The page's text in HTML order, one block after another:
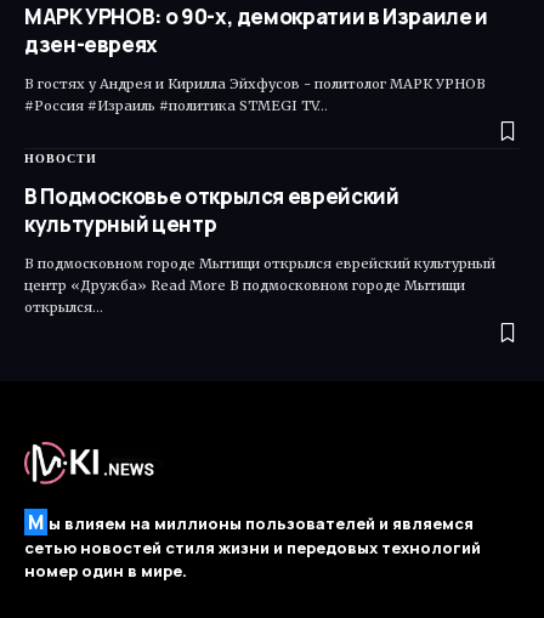
МАРК УРНОВ: о 90-х, демократии в Израиле и
дзен-евреях
В гостях у Андрея и Кирилла Эйхфусов - политолог МАРК УРНОВ
#Россия #Израиль #политика STMEGI TV…
НОВОСТИ
В Подмосковье открылся еврейский
культурный центр
В подмосковном городе Мытищи открылся еврейский культурный
центр «Дружба» Read More ​В подмосковном городе Мытищи
открылся…
М ы влияем на миллионы пользователей и являемся
сетью новостей стиля жизни и передовых технологий
номер один в мире.